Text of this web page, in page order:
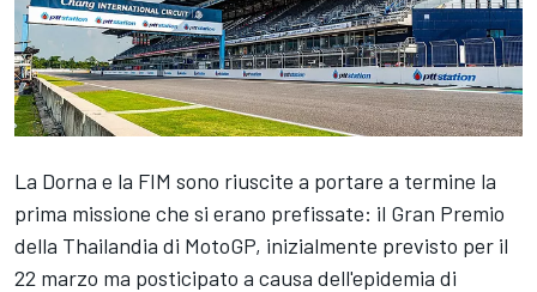
La Dorna e la FIM sono riuscite a portare a termine la
prima missione che si erano prefissate: il Gran Premio
della Thailandia di MotoGP, inizialmente previsto per il
22 marzo ma posticipato a causa dell'epidemia di